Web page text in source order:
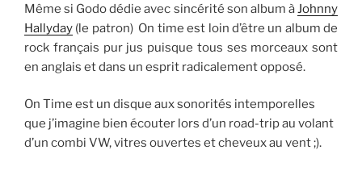
Même si Godo dédie avec sincérité son album àJohnny
Hallyday (le patron) On time est loin d’être un album de
rock français pur jus puisque tous ses morceaux sont
en anglais et dans un esprit radicalement opposé.
On Time est un disque aux sonorités intemporelles
que j’imagine bien écouter lors d’un road-trip au volant
d’un combi VW, vitres ouvertes et cheveux au vent ;).